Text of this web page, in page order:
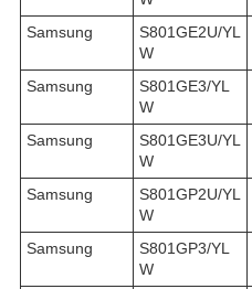
Samsung
S801GE2U/YL
W
Samsung
S801GE3/YL
W
Samsung
S801GE3U/YL
W
Samsung
S801GP2U/YL
W
Samsung
S801GP3/YL
W